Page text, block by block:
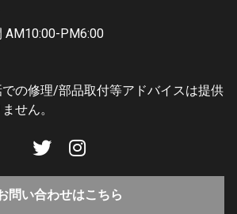
AM10:00-PM6:00
の修理/部品取付等アドバイスは提供
せん。
問い合わせはこちら